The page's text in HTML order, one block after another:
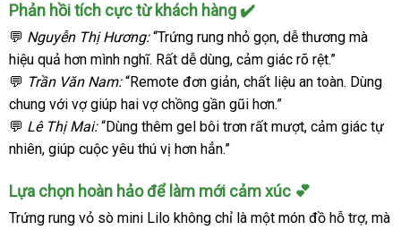
Phản hồi tích cực từ khách hàng ✔️
💬 Nguyễn Thị Hương:“Trứng rung nhỏ gọn, dễ thương mà
hiệu quả hơn mình nghĩ. Rất dễ dùng, cảm giác rõ rệt.”
💬 Trần Văn Nam:“Remote đơn giản, chất liệu an toàn. Dùng
chung với vợ giúp hai vợ chồng gần gũi hơn.”
💬 Lê Thị Mai:“Dùng thêm gel bôi trơn rất mượt, cảm giác tự
nhiên, giúp cuộc yêu thú vị hơn hẳn.”
Lựa chọn hoàn hảo để làm mới cảm xúc 💕
Trứng rung vỏ sò mini Lilo không chỉ là một món đồ hỗ trợ, mà